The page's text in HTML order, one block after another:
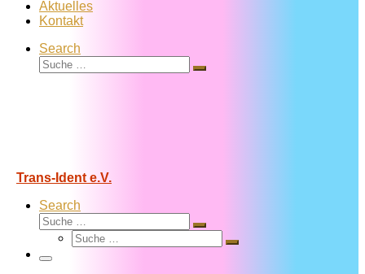
Aktuelles
Kontakt
Search
Suche
Suche
Trans-Ident e.V.
Search
Suche
Suche
Suche
Suche
Menü